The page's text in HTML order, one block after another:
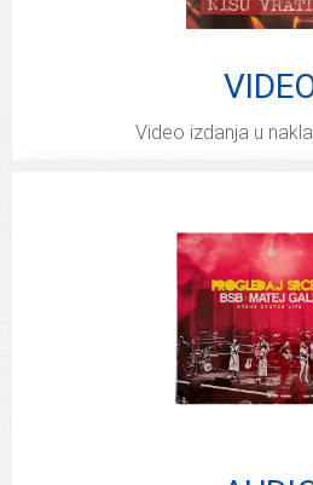
Video izdanja u